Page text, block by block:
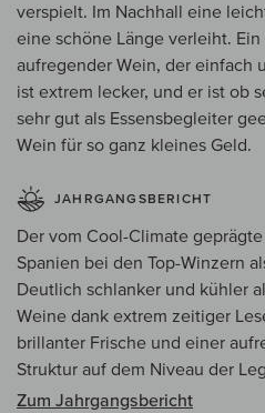
verspielt. Im Nachhall eine
eine schöne Länge verleiht.
aufregender Wein, der einfach
ist extrem lecker, und er ist ob
sehr gut als Essensbegleiter
Wein für so ganz kleines Geld.
JAHRGANGSBERICHT
Der vom Cool-Climate
Spanien bei den Top-Winzern
Deutlich schlanker und kühler
Weine dank extrem zeitiger
brillanter Frische und einer
Struktur auf dem Niveau der
Zum Jahrgangsbericht